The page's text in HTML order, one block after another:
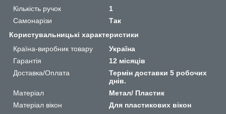
Кількість ручок
1
Самонарізи
Так
Користувальницькі характеристики
Країна-виробник товару
Україна
Гарантія
12 місяців
Доставка/Оплата
Термін доставки 5 робочих
днів.
Матеріал
Метал/ Пластик
Матеріал вікон
Для пластикових вікон